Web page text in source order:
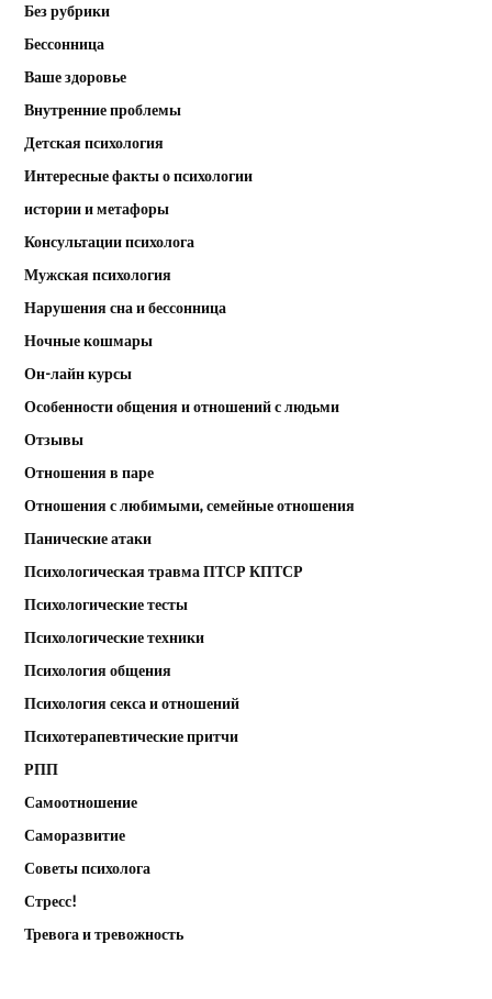
Без рубрики
Бессонница
Ваше здоровье
Внутренние проблемы
Детская психология
Интересные факты о психологии
истории и метафоры
Консультации психолога
Мужская психология
Нарушения сна и бессонница
Ночные кошмары
Он-лайн курсы
Особенности общения и отношений с людьми
Отзывы
Отношения в паре
Отношения с любимыми, семейные отношения
Панические атаки
Психологическая травма ПТСР КПТСР
Психологические тесты
Психологические техники
Психология общения
Психология секса и отношений
Психотерапевтические притчи
РПП
Самоотношение
Саморазвитие
Советы психолога
Стресс!
Тревога и тревожность